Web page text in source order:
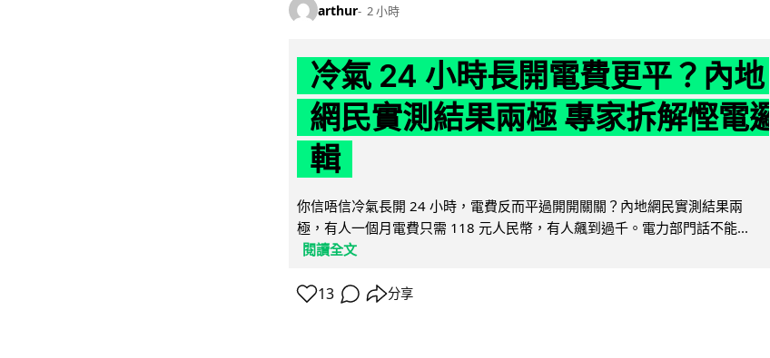
arthur 2 小時
冷氣 24 小時長開電費更平？內地
網民實測結果兩極 專家拆解慳電邏
輯
你信唔信冷氣長開 24 小時，電費反而平過開開關關？內地網民實測結果兩
極，有人一個月電費只需 118 元人民幣，有人飆到過千。電力部門話不能...
閱讀全文
13 分享